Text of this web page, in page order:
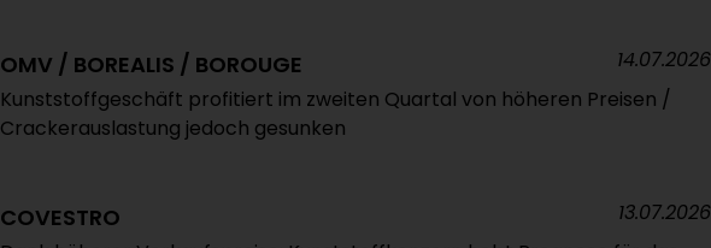
OMV / BOREALIS / BOROUGE
Kunststoffgeschäft profitiert im zweiten Quartal von höheren Preisen /
Crackerauslastung jedoch gesunken
14.07.2026
COVESTRO 13.07.2026